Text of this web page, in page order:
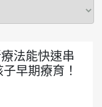
法能快速串
早期療育！